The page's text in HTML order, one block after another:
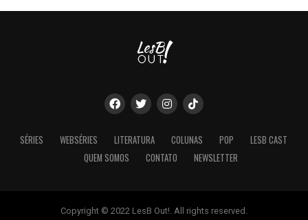
SÉRIES WEBSÉRIES LITERATURA COLUNAS POP
LESB CAST
QUEM SOMOS
CONTATO NEWSLETTER
Copyright © 2022 LesB Out!. All rights reserved.